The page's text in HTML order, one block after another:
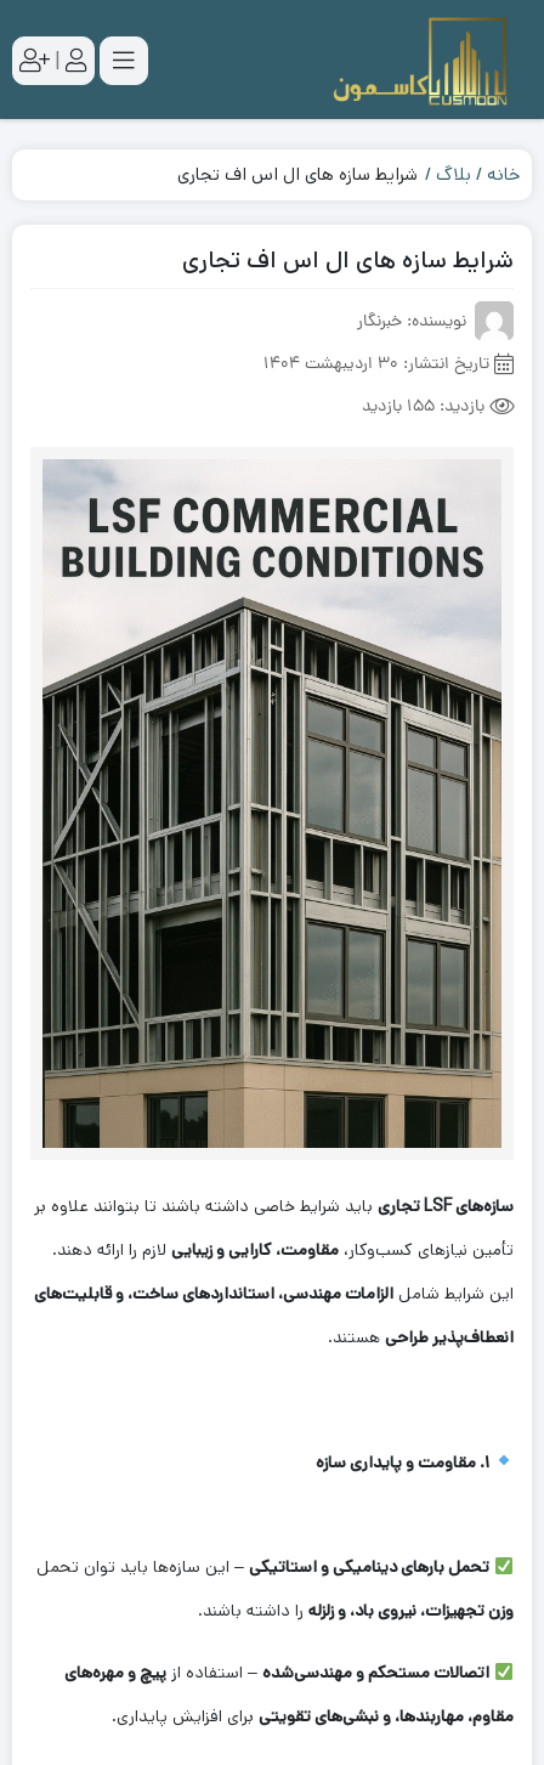
|
خانه بلاگ شرایط سازه های ال اس اف تجاری
شرایط سازه های ال اس اف تجاری
نویسنده: خبرنگار
تاریخ انتشار: 30 اردیبهشت 1404
بازدید: 155 بازدید
سازه‌های LSF تجاری
باید شرایط خاصی داشته باشند تا بتوانند علاوه بر
تأمین نیازهای کسب‌وکار، مقاومت، کارایی و زیبایی لازم را ارائه دهند.
این شرایط شامل الزامات مهندسی، استانداردهای ساخت، و قابلیت‌های
انعطاف‌پذیر طراحی هستند.
۱. مقاومت و پایداری سازه
تحمل بارهای دینامیکی و استاتیکی– این سازه‌ها باید توان تحمل
وزن تجهیزات، نیروی باد، و زلزله را داشته باشند.
اتصالات مستحکم و مهندسی‌شده– استفاده از پیچ و مهره‌های
مقاوم، مهاربندها، و نبشی‌های تقویتی برای افزایش پایداری.